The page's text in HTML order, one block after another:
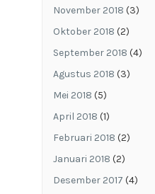
November 2018 (3)
Oktober 2018 (2)
September 2018 (4)
Agustus 2018 (3)
Mei 2018 (5)
April 2018 (1)
Februari 2018 (2)
Januari 2018 (2)
Desember 2017 (4)